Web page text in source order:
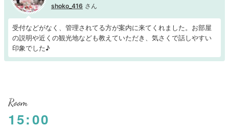
shoko_416
受付などがなく、管理されてる方が案内に来てくれました。お部屋
の説明や近くの観光地なども教えていただき、気さくで話しやすい
印象でした♪
Room
15:00